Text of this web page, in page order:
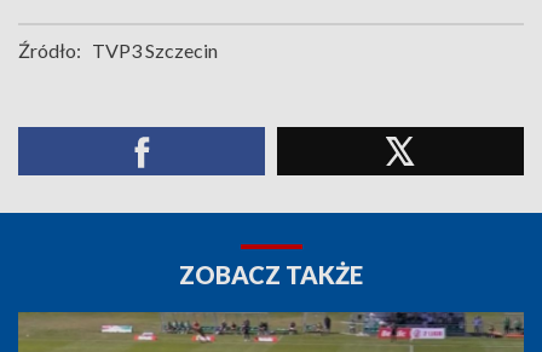
Źródło: TVP3 Szczecin
ZOBACZ TAKŻE